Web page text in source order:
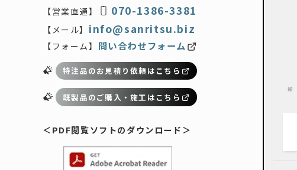
【営業直通】 070-1386-3381
【メール】 info@sanritsu.biz
【フォーム】 問い合わせフォーム
特注品のお見積り依頼はこちら
既製品のご購入・施工はこちら
＜PDF閲覧ソフトのダウンロード＞